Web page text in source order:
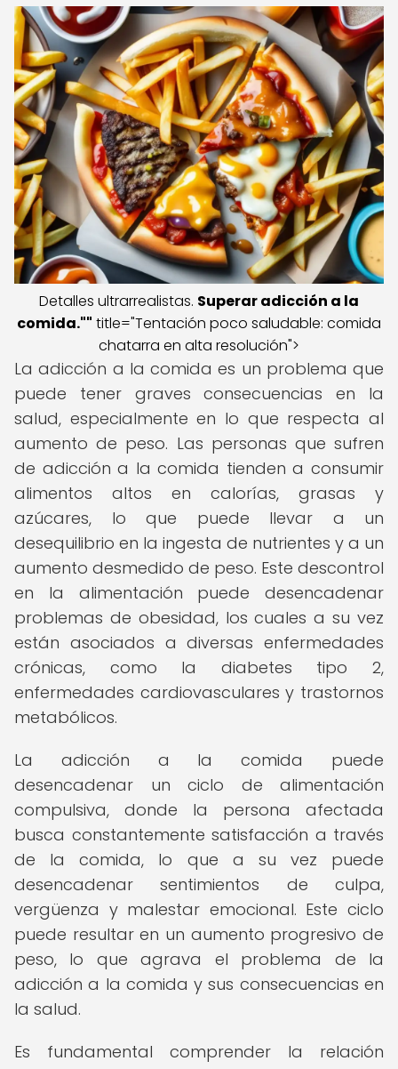
Detalles ultrarrealistas. Superar adicción a la
comida."" title="Tentación poco saludable: comida
chatarra en alta resolución">
La adicción a la comida es un problema que
puede tener graves consecuencias en la
salud, especialmente en lo que respecta al
aumento de peso. Las personas que sufren
de adicción a la comida tienden a consumir
alimentos altos en calorías, grasas y
azúcares, lo que puede llevar a un
desequilibrio en la ingesta de nutrientes y a un
aumento desmedido de peso. Este descontrol
en la alimentación puede desencadenar
problemas de obesidad, los cuales a su vez
están asociados a diversas enfermedades
crónicas, como la diabetes tipo 2,
enfermedades cardiovasculares y trastornos
metabólicos.
La adicción a la comida puede
desencadenar un ciclo de alimentación
compulsiva, donde la persona afectada
busca constantemente satisfacción a través
de la comida, lo que a su vez puede
desencadenar sentimientos de culpa,
vergüenza y malestar emocional. Este ciclo
puede resultar en un aumento progresivo de
peso, lo que agrava el problema de la
adicción a la comida y sus consecuencias en
la salud.
Es fundamental comprender la relación